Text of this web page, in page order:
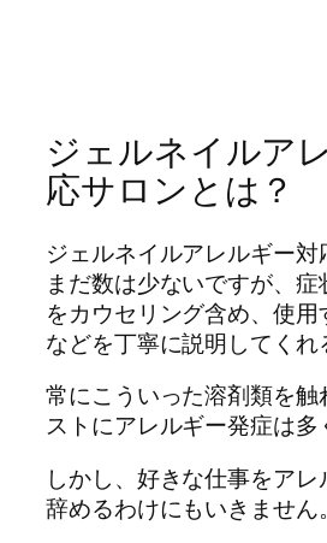
ジェルネイルア
応サロンとは？
ジェルネイルアレルギー
まだ数は少ないですが、
をカウセリング含め、使
などを丁寧に説明してくれ
常にこういった溶剤類を触
ストにアレルギー発症は多
しかし、好きな仕事をア
辞めるわけにもいきません。